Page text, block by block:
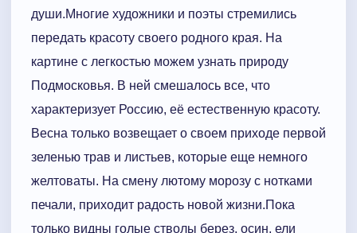
души.Многие художники и поэты стремились
передать красоту своего родного края. На
картине с легкостью можем узнать природу
Подмосковья. В ней смешалось все, что
характеризует Россию, её естественную красоту.
Весна только возвещает о своем приходе первой
зеленью трав и листьев, которые еще немного
желтоваты. На смену лютому морозу с нотками
печали, приходит радость новой жизни.Пока
только видны голые стволы берез, осин, ели